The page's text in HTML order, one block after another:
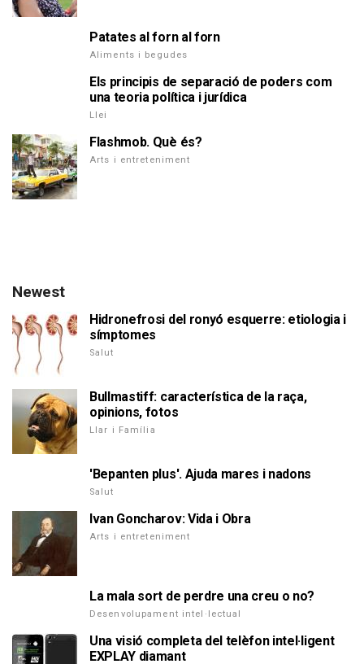
Patates al forn al forn
Aliments i begudes
Els principis de separació de poders com
una teoria política i jurídica
Llei
Flashmob. Què és?
Arts i entreteniment
Newest
Hidronefrosi del ronyó esquerre: etiologia i
símptomes
Salut
Bullmastiff: característica de la raça,
opinions, fotos
Llar i Família
'Bepanten plus'. Ajuda mares i nadons
Salut
Ivan Goncharov: Vida i Obra
Arts i entreteniment
La mala sort de perdre una creu o no?
Desenvolupament intel·lectual
Una visió completa del telèfon intel·ligent
EXPLAY diamant